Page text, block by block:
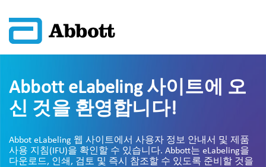
Abbott eLabeling 사이트에 오
신 것을 환영합니다!
Abbot eLabeling 웹 사이트에서 사용자 정보 안내서 및 제품
사용 지침(IFU)을 확인할 수 있습니다. Abbott는 eLabeling을
다운로드, 인쇄, 검토 및 즉시 참조할 수 있도록 준비할 것을